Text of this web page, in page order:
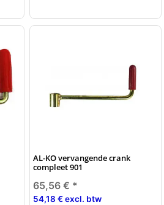
AL-KO vervangende crank
compleet 901
65,56 € *
54,18 € excl. btw